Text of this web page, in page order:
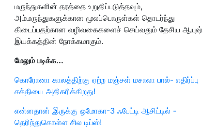
மருந்துகளின் தரத்தை உறுதிப்படுத்தவும்,
அம்மருந்துகளுக்கான மூலப்பொருள்கள் தொடர்ந்து
கிடைப்பதற்கான வழிவகைகளைச் செய்வதும் தேசிய ஆயுஷ்
இயக்கத்தின் நோக்கமாகும்.
மேலும் படிக்க...
கொரோனா காலத்திற்கு ஏற்ற மஞ்சள் மசாலா பால்- எதிர்ப்பு
சக்தியை அதிகரிக்கிறது!
என்னதான் இருக்கு ஒமோகா-3 ஃபேட்டி ஆசிட்டில் -
தெரிந்துகொள்ள சில டிப்ஸ்!